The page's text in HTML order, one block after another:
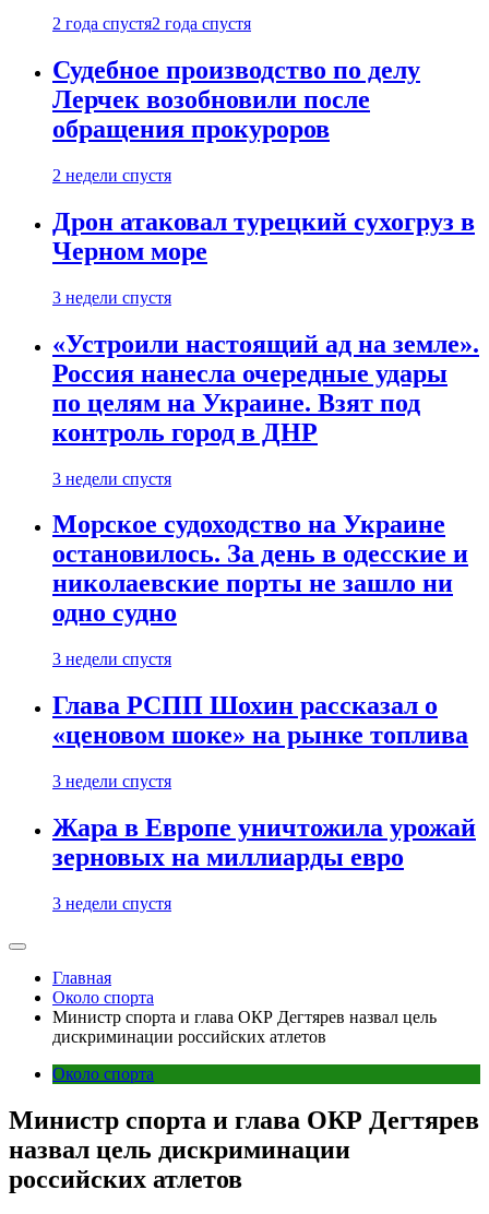
2 года спустя2 года спустя
Судебное производство по делу
Лерчек возобновили после
обращения прокуроров
2 недели спустя
Дрон атаковал турецкий сухогруз в
Черном море
3 недели спустя
«Устроили настоящий ад на земле».
Россия нанесла очередные удары
по целям на Украине. Взят под
контроль город в ДНР
3 недели спустя
Морское судоходство на Украине
остановилось. За день в одесские и
николаевские порты не зашло ни
одно судно
3 недели спустя
Глава РСПП Шохин рассказал о
«ценовом шоке» на рынке топлива
3 недели спустя
Жара в Европе уничтожила урожай
зерновых на миллиарды евро
3 недели спустя
Главная
Около спорта
Министр спорта и глава ОКР Дегтярев назвал цель
дискриминации российских атлетов
Около спорта
Министр спорта и глава ОКР Дегтярев
назвал цель дискриминации
российских атлетов